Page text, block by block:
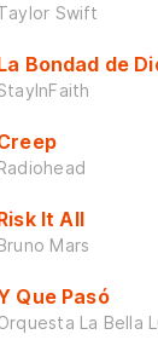
Swift
Bondad de
It All
Mars
Que Pasó
La Bella